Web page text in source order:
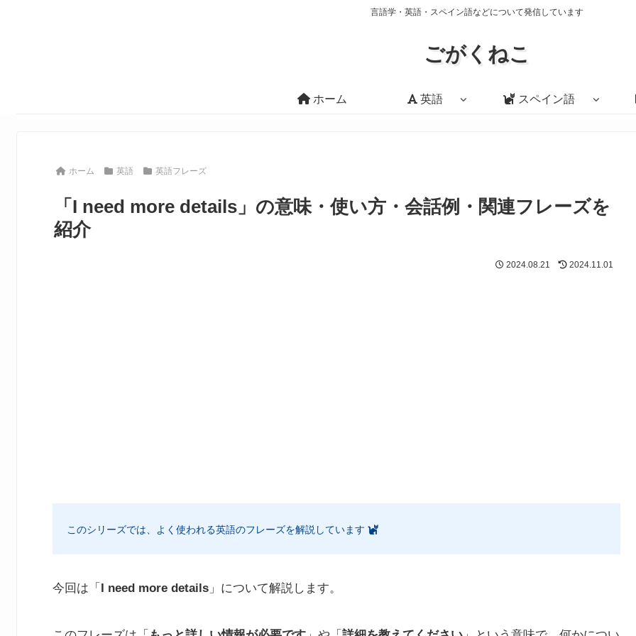
言語学・英語・スペイン語などについて発信しています
ごがくねこ
ホーム 英語 スペイン語
ホーム 英語 英語フレーズ
「I need more details」の意味・使い方・会話例・関連フレーズを
紹介
2024.08.21 2024.11.01
このシリーズでは、よく使われる英語のフレーズを解説しています
今回は「 I need more details 」について解説します。